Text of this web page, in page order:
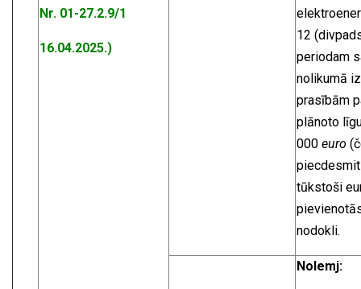
Nr. 01-27.2.9/1
16.04.2025.)
12
periodam
nolikumā
prasībām
plānoto
000 euro
tūkstoši
nodokli.
Nolemj: